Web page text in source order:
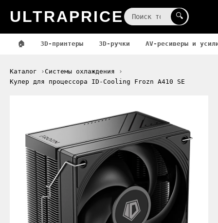
ULTRAPRICE 🔍
🏠 3D-принтеры 3D-ручки AV-ресиверы и
Каталог
Системы охлаждения
Кулер для процессора ID-Cooling Frozn A410 SE